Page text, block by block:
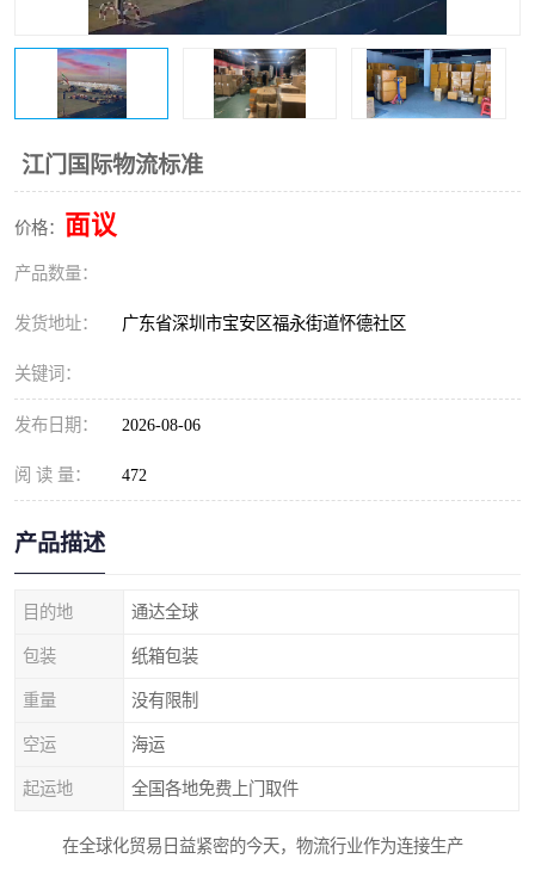
江门国际物流标准
价格： 面议
产品数量：
发货地址： 广东省深圳市宝安区福永街道怀德社区
关键词：
发布日期： 2026-08-06
阅 读 量： 472
产品描述
目的地 通达全球
包装 纸箱包装
重量 没有限制
空运 海运
起运地 全国各地免费上门取件
在全球化贸易日益紧密的今天，物流行业作为连接生产